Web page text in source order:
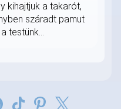
kihajtjuk a takarót,
száradt pamut
testünk...